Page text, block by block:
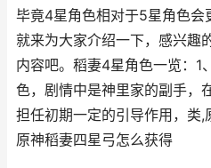
毕竟4星角色相对于5星角色会
就来为大家介绍一下，感兴趣
内容吧。稻妻4星角色一览：1
色，剧情中是神里家的副手，
担任初期一定的引导作用，类
原神稻妻四星弓怎么获得